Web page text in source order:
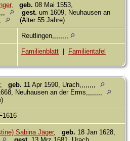
, geb. 08 Mai 1553,
gest. um 1609, Neuhausen an
(Alter 55 Jahre)
Reutlingen,,,,,,,,
Familienblatt Familientafel
, geb. 11 Apr 1590, Urach,,,,,,,,
Neuhausen an der Erms,,,,,,,,
Sabina Jäger, geb. 18 Jan 1628,